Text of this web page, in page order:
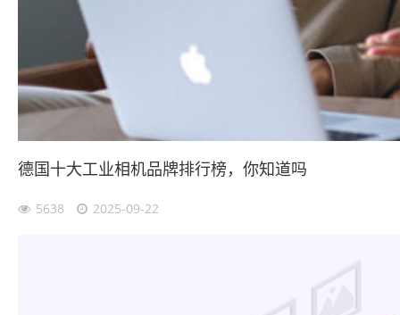
德国十大工业相机品牌排行榜，你知道吗
5638 2025-09-22